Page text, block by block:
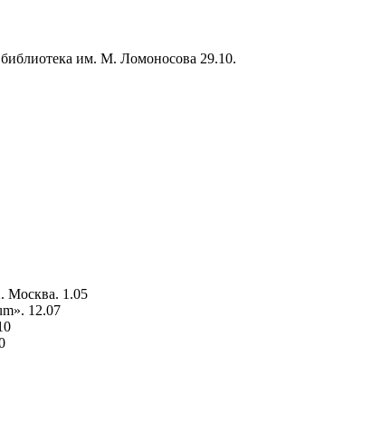
библиотека им. М. Ломоносова 29.10.
Москва. 1.05
12.07